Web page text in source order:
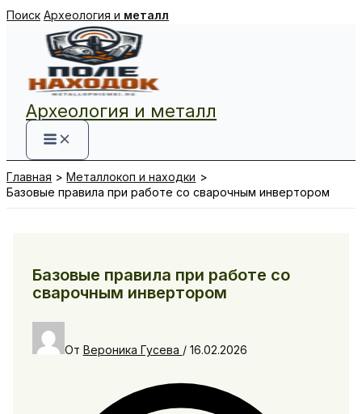
Перейти
содержимому
Поиск Археология и металл
Археология и металл
Главная
Металлокоп и находки
Базовые правила при работе со сварочным инвертором
Базовые правила при работе со
сварочным инвертором
От Вероника Гусева / 16.02.2026